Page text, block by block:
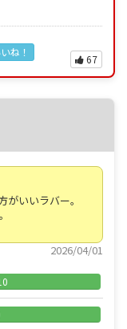
ね！
67
いいラバー。
2026/04/01